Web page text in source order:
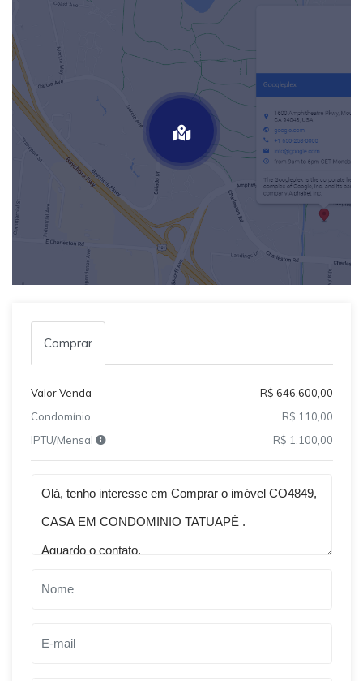
Comprar
Valor Venda
R$ 646.600,00
Condomínio
R$ 110,00
IPTU/Mensal
R$ 1.100,00